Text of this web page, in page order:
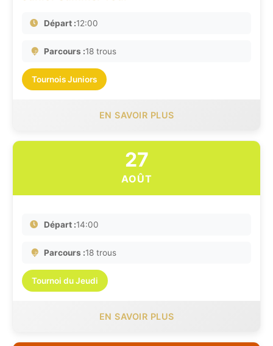
Départ :12:00
Parcours :18 trous
Tournois Juniors
EN SAVOIR PLUS
27
AOÛT
Départ :14:00
Parcours :18 trous
Tournoi du Jeudi
EN SAVOIR PLUS